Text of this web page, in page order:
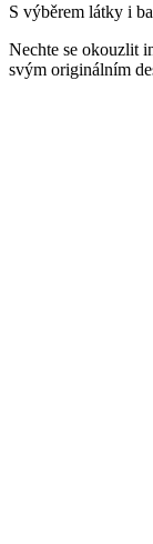
S výběrem látky i
Nechte se okouzlit
svým originálním